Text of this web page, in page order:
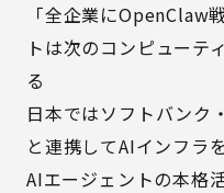
「全企業に
トは次のコンピューテ
る
日本ではソフトバンク
と連携してAIインフラ
AIエージェントの本格